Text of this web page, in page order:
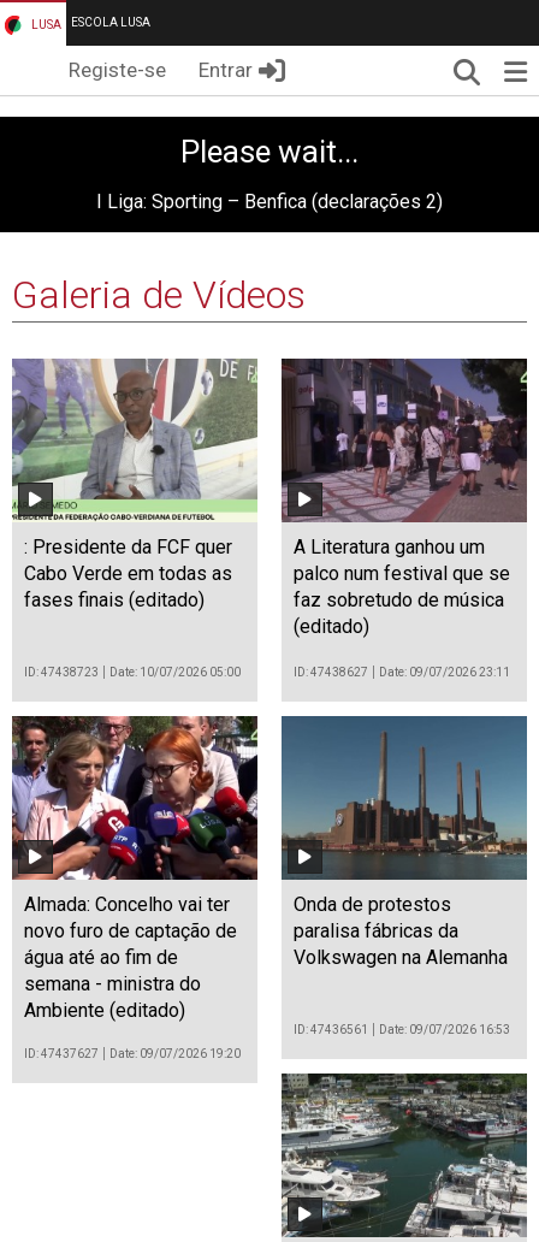
LUSA ESCOLA LUSA
Registe-se Entrar
Please wait...
I Liga: Sporting – Benfica (declarações 2)
Galeria de Vídeos
: Presidente da FCF quer
Cabo Verde em todas as
fases finais (editado)
ID: 47438723 Date: 10/07/2026 05:00
A Literatura ganhou um
palco num festival que se
faz sobretudo de música
(editado)
ID: 47438627 Date: 09/07/2026 23:11
Almada: Concelho vai ter
novo furo de captação de
água até ao fim de
semana - ministra do
Ambiente (editado)
ID: 47437627 Date: 09/07/2026 19:20
Onda de protestos
paralisa fábricas da
Volkswagen na Alemanha
ID: 47436561 Date: 09/07/2026 16:53